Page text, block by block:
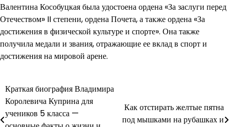
Валентина Кособуцкая была удостоена ордена «За заслуги перед
Отечеством» II степени, ордена Почета, а также ордена «За
достижения в физической культуре и спорте». Она также
получила медали и звания, отражающие ее вклад в спорт и
достижения на мировой арене.
Навигация
по
Краткая биография Владимира
Королевича Куприна для
учеников 5 класса —
Как отстирать желтые пятна
под мышками на рубашках и